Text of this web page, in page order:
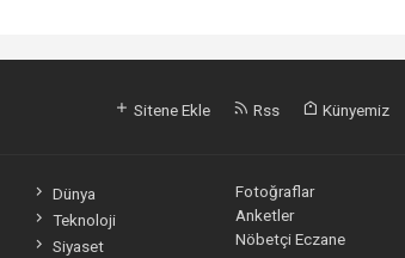
Sitene Ekle Rss Künyemiz
Dünya
Teknoloji
Siyaset
Fotoğraflar
Anketler
Nöbetçi Eczane